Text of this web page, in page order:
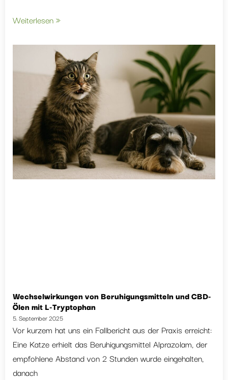
Weiterlesen »
Wechselwirkungen von Beruhigungsmitteln und CBD-
Ölen mit L-Tryptophan
5. September 2025
Vor kurzem hat uns ein Fallbericht aus der Praxis erreicht:
Eine Katze erhielt das Beruhigungsmittel Alprazolam, der
empfohlene Abstand von 2 Stunden wurde eingehalten,
danach